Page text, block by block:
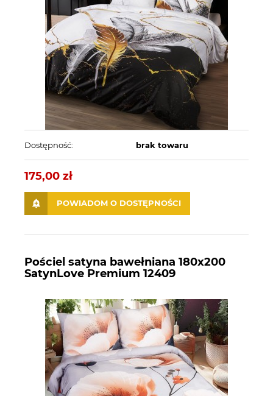
Dostępność: brak towaru
175,00 zł
POWIADOM O DOSTĘPNOŚCI
Pościel satyna bawełniana 180x200
SatynLove Premium 12409